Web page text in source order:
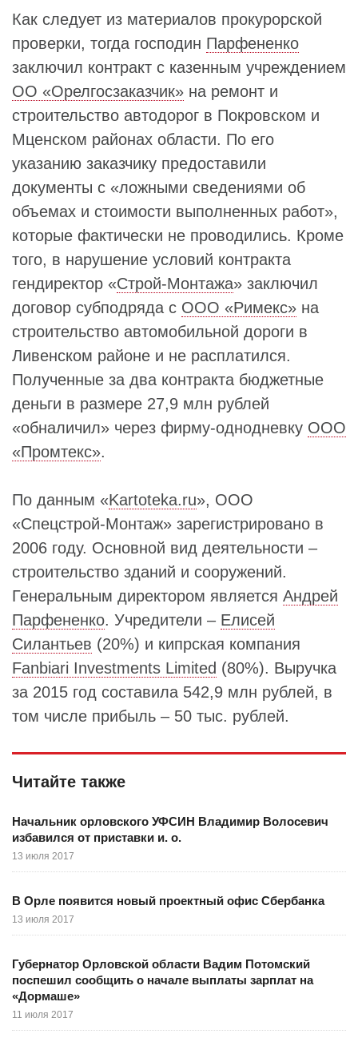
Как следует из материалов прокурорской
проверки, тогда господин Парфененко
заключил контракт с казенным учреждением
ОО «Орелгосзаказчик» на ремонт и
строительство автодорог в Покровском и
Мценском районах области. По его
указанию заказчику предоставили
документы с «ложными сведениями об
объемах и стоимости выполненных работ»,
которые фактически не проводились. Кроме
того, в нарушение условий контракта
гендиректор «Строй-Монтажа» заключил
договор субподряда с ООО «Римекс» на
строительство автомобильной дороги в
Ливенском районе и не расплатился.
Полученные за два контракта бюджетные
деньги в размере 27,9 млн рублей
«обналичил» через фирму-однодневку ООО
«Промтекс».
По данным «Kartoteka.ru», ООО
«Спецстрой-Монтаж» зарегистрировано в
2006 году. Основной вид деятельности –
строительство зданий и сооружений.
Генеральным директором является Андрей
Парфененко. Учредители – Елисей
Силантьев (20%) и кипрская компания
Fanbiari Investments Limited (80%). Выручка
за 2015 год составила 542,9 млн рублей, в
том числе прибыль – 50 тыс. рублей.
Читайте также
Начальник орловского УФСИН Владимир Волосевич
избавился от приставки и. о.
13 июля 2017
В Орле появится новый проектный офис Сбербанка
13 июля 2017
Губернатор Орловской области Вадим Потомский
поспешил сообщить о начале выплаты зарплат на
«Дормаше»
11 июля 2017